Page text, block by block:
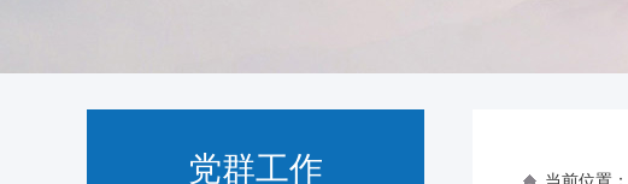
党群工作